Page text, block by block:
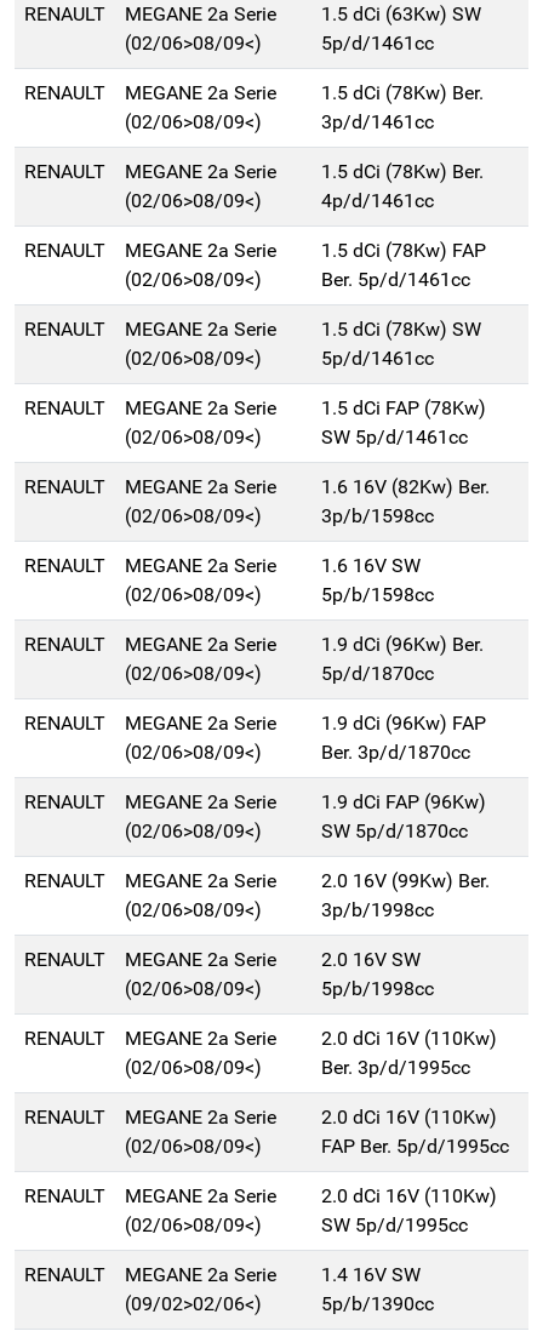
RENAULT
MEGANE 2a Serie
(02/06>08/09<)
1.5 dCi (63Kw) SW
5p/d/1461cc
RENAULT
MEGANE 2a Serie
(02/06>08/09<)
1.5 dCi (78Kw) Ber.
3p/d/1461cc
RENAULT
MEGANE 2a Serie
(02/06>08/09<)
1.5 dCi (78Kw) Ber.
4p/d/1461cc
RENAULT
MEGANE 2a Serie
(02/06>08/09<)
1.5 dCi (78Kw) FAP
Ber. 5p/d/1461cc
RENAULT
MEGANE 2a Serie
(02/06>08/09<)
1.5 dCi (78Kw) SW
5p/d/1461cc
RENAULT
MEGANE 2a Serie
(02/06>08/09<)
1.5 dCi FAP (78Kw)
SW 5p/d/1461cc
RENAULT
MEGANE 2a Serie
(02/06>08/09<)
1.6 16V (82Kw) Ber.
3p/b/1598cc
RENAULT
MEGANE 2a Serie
(02/06>08/09<)
1.6 16V SW
5p/b/1598cc
RENAULT
MEGANE 2a Serie
(02/06>08/09<)
1.9 dCi (96Kw) Ber.
5p/d/1870cc
RENAULT
MEGANE 2a Serie
(02/06>08/09<)
1.9 dCi (96Kw) FAP
Ber. 3p/d/1870cc
RENAULT
MEGANE 2a Serie
(02/06>08/09<)
1.9 dCi FAP (96Kw)
SW 5p/d/1870cc
RENAULT
MEGANE 2a Serie
(02/06>08/09<)
2.0 16V (99Kw) Ber.
3p/b/1998cc
RENAULT
MEGANE 2a Serie
(02/06>08/09<)
2.0 16V SW
5p/b/1998cc
RENAULT
MEGANE 2a Serie
(02/06>08/09<)
2.0 dCi 16V (110Kw)
Ber. 3p/d/1995cc
RENAULT
MEGANE 2a Serie
(02/06>08/09<)
2.0 dCi 16V (110Kw)
FAP Ber. 5p/d/1995cc
RENAULT
MEGANE 2a Serie
(02/06>08/09<)
2.0 dCi 16V (110Kw)
SW 5p/d/1995cc
RENAULT
MEGANE 2a Serie
(09/02>02/06<)
1.4 16V SW
5p/b/1390cc